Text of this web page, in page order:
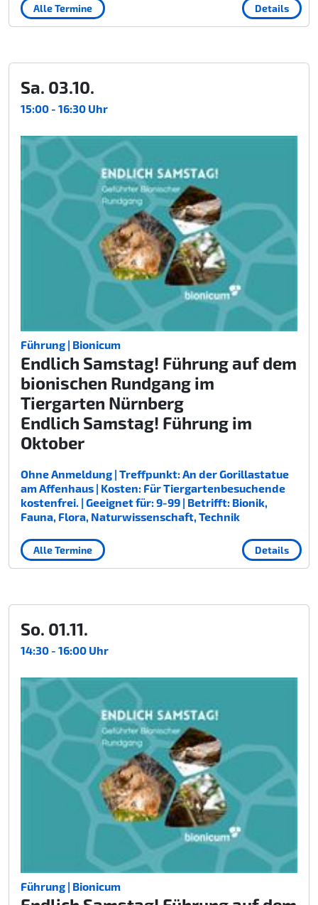
Details
Alle Termine
Sa. 03.10.
15:00 - 16:30 Uhr
Führung | Bionicum
Endlich Samstag! Führung auf dem
bionischen Rundgang im
Tiergarten Nürnberg
Endlich Samstag! Führung im
Oktober
Ohne Anmeldung | Treffpunkt: An der Gorillastatue
am Affenhaus | Kosten: Für Tiergartenbesuchende
kostenfrei. | Geeignet für: 9-99 | Betrifft: Bionik,
Fauna, Flora, Naturwissenschaft, Technik
Details
Alle Termine
So. 01.11.
14:30 - 16:00 Uhr
Führung | Bionicum